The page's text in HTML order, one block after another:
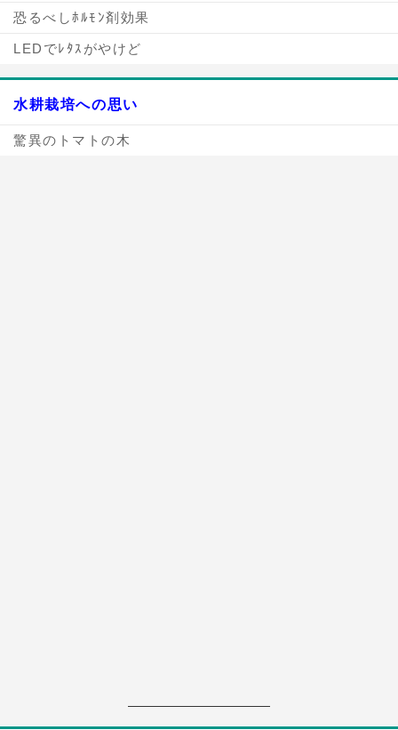
恐るべしﾎﾙﾓﾝ剤効果
LEDでﾚﾀｽがやけど
水耕栽培への思い
驚異のトマトの木